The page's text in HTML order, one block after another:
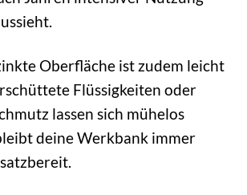
Oberfläche ist zudem leicht
Flüssigkeiten oder
lassen sich mühelos
deine Werkbank immer